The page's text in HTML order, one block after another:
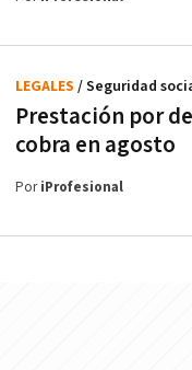
Prestación por
cobra en agosto
LEGALES / Seguridad
PoriProfesional